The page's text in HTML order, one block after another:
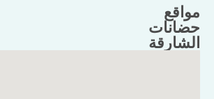
مواقع
حضانات
الشارقة